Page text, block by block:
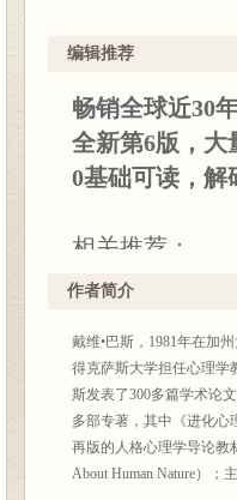
编辑推荐
畅销全球近30
全新第6版，大
0基础可读，
相关推荐：
进化心理学是
性，但论述通
阅读。
——史蒂芬·平
作者简介
戴维•巴斯，1981年在加
得克萨斯大学担任心理学
斯发表了300多篇学术论
多部专著，其中《进化心
再版的人格心理学导论教
About Human Nature）；